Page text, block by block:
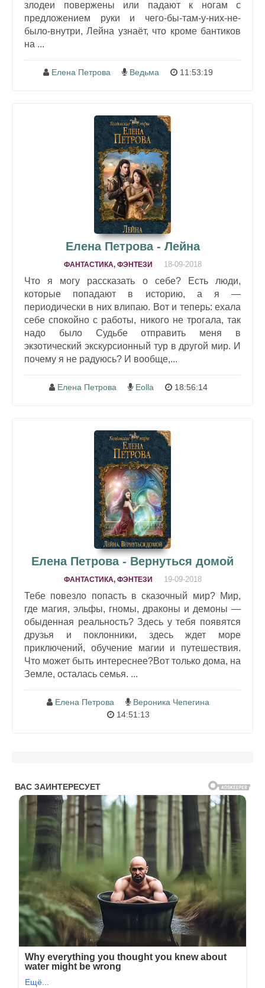
злодеи повержены или падают к ногам с
предложением руки и чего-бы-там-у-них-не-
было-внутри, Лейна узнаёт, что кроме бантиков
на ...
Елена Петрова Ведьма 11:53:19
Елена Петрова - Лейна
ФАНТАСТИКА, ФЭНТЕЗИ 18-09-2018
Что я могу рассказать о себе? Есть люди,
которые попадают в историю, а я —
периодически в них влипаю. Вот и теперь: ехала
себе спокойно с работы, никого не трогала, так
надо было Судьбе отправить меня в
экзотический экскурсионный тур в другой мир. И
почему я не радуюсь? И вообще,...
Елена Петрова Eolla 18:56:14
Елена Петрова - Вернуться домой
ФАНТАСТИКА, ФЭНТЕЗИ 19-09-2018
Тебе повезло попасть в сказочный мир? Мир,
где магия, эльфы, гномы, драконы и демоны —
обыденная реальность? Здесь у тебя появятся
друзья и поклонники, здесь ждет море
приключений, обучение магии и путешествия.
Что может быть интереснее?Вот только дома, на
Земле, осталась семья. ...
Елена Петрова
Вероника Чепегина
14:51:13